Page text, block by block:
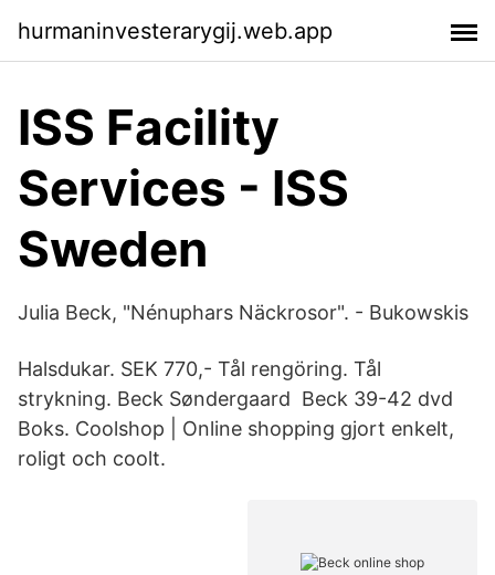
hurmaninvesterarygij.web.app
ISS Facility
Services - ISS
Sweden
Julia Beck, "Nénuphars Näckrosor". - Bukowskis
Halsdukar. SEK 770,- Tål rengöring. Tål
strykning. Beck Søndergaard Beck 39-42 dvd
Boks. Coolshop | Online shopping gjort enkelt,
roligt och coolt.